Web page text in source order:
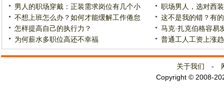
男人的职场穿戴：正装需求岗位有几个小
职场男人，选对西
不想上班怎么办？如何才能缓解工作倦怠
这不是我的错？有
怎样提高自己的执行力？
马克·扎克伯格容易
为何薪水多职位高还不幸福
普通工人工资上涨
关于我们 -
Copyright © 2008-